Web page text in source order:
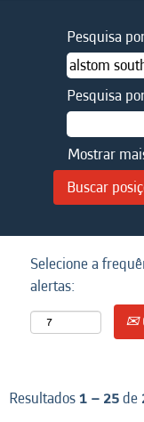
Pesquisa
Pesquisa
Mostrar
Selecione a
alertas:
Resultados1 – 25de